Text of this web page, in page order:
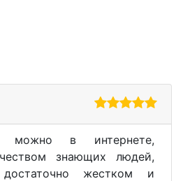
в интернете,
знающих людей,
жестком и